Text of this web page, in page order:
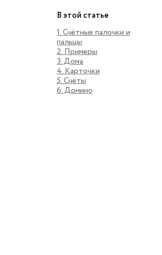
В этой статье
1. Счётные палочки и
пальцы
2. Примеры
3. Дома
4. Карточки
5. Счёты
6. Домино